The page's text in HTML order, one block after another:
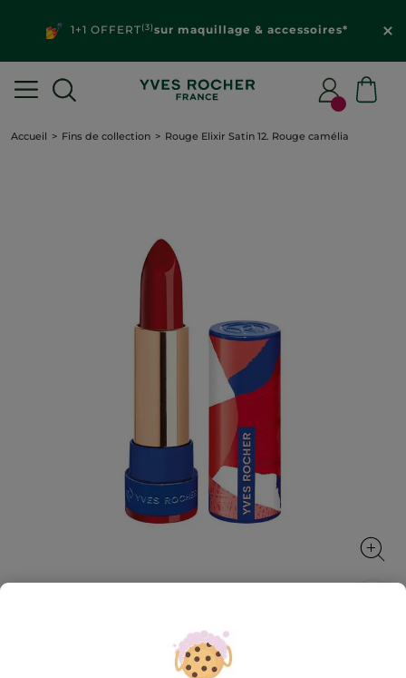
1+1 OFFERT(3)sur maquillage & accessoires*
Accueil Fins de collection Rouge Elixir Satin 12. Rouge camélia
Rouge Elixir Satin 12. Rouge camélia